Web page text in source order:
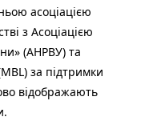
асоціацією
з Асоціацією
(АНРВУ) та
за підтримки
відображають